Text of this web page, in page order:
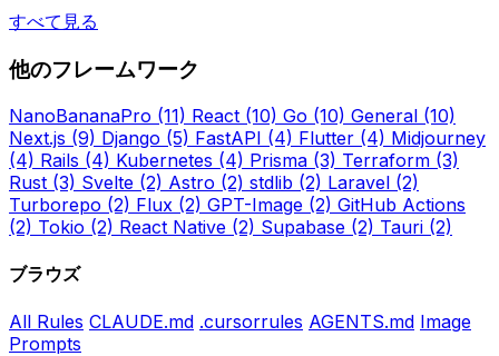
すべて見る
他のフレームワーク
NanoBananaPro (11) React (10) Go (10) General (10)
Next.js (9) Django (5) FastAPI (4) Flutter (4) Midjourney
(4) Rails (4) Kubernetes (4) Prisma (3) Terraform (3)
Rust (3) Svelte (2) Astro (2) stdlib (2) Laravel (2)
Turborepo (2) Flux (2) GPT-Image (2) GitHub Actions
(2) Tokio (2) React Native (2) Supabase (2) Tauri (2)
ブラウズ
All Rules CLAUDE.md .cursorrules AGENTS.md Image
Prompts